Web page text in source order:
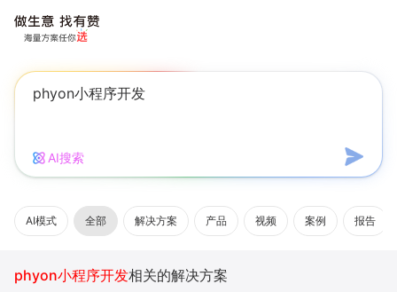
AI搜索
AI模式 全部 解决方案 产品 视频 案例 报告
phyon小程序开发相关的解决方案